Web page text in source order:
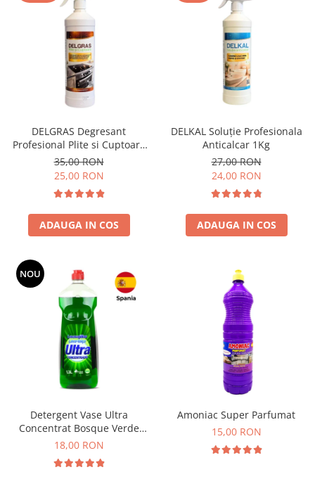
DELGRAS Degresant
Profesional Plite si Cuptoare
1L
35,00 RON
25,00 RON
ADAUGA IN COS
DELKAL Soluție Profesionala
Anticalcar 1Kg
27,00 RON
24,00 RON
ADAUGA IN COS
NOU
Detergent Vase Ultra
Concentrat Bosque Verde
Spania 1.3L
18,00 RON
Amoniac Super Parfumat
15,00 RON